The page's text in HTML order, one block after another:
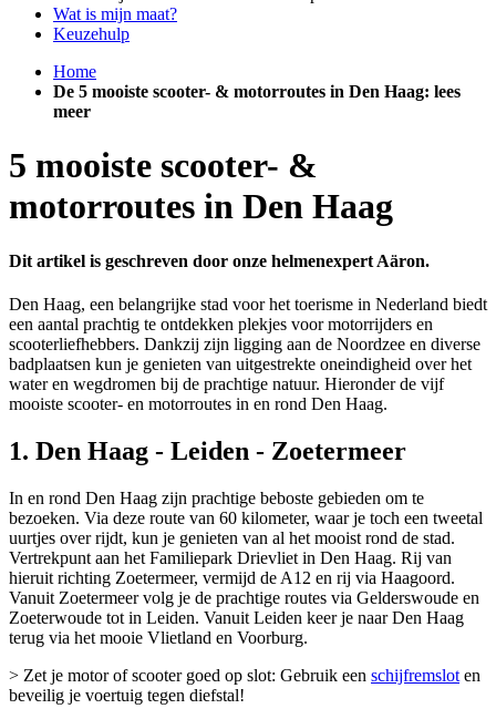
Wat is mijn maat?
Keuzehulp
Home
De 5 mooiste scooter- & motorroutes in Den Haag: lees
meer
5 mooiste scooter- &
motorroutes in Den Haag
Dit artikel is geschreven door onze helmenexpert Aäron.
Den Haag, een belangrijke stad voor het toerisme in Nederland biedt
een aantal prachtig te ontdekken plekjes voor motorrijders en
scooterliefhebbers. Dankzij zijn ligging aan de Noordzee en diverse
badplaatsen kun je genieten van uitgestrekte oneindigheid over het
water en wegdromen bij de prachtige natuur. Hieronder de vijf
mooiste scooter- en motorroutes in en rond Den Haag.
1. Den Haag - Leiden - Zoetermeer
In en rond Den Haag zijn prachtige beboste gebieden om te
bezoeken. Via deze route van 60 kilometer, waar je toch een tweetal
uurtjes over rijdt, kun je genieten van al het mooist rond de stad.
Vertrekpunt aan het Familiepark Drievliet in Den Haag. Rij van
hieruit richting Zoetermeer, vermijd de A12 en rij via Haagoord.
Vanuit Zoetermeer volg je de prachtige routes via Gelderswoude en
Zoeterwoude tot in Leiden. Vanuit Leiden keer je naar Den Haag
terug via het mooie Vlietland en Voorburg.
> Zet je motor of scooter goed op slot: Gebruik een schijfremslot en
beveilig je voertuig tegen diefstal!